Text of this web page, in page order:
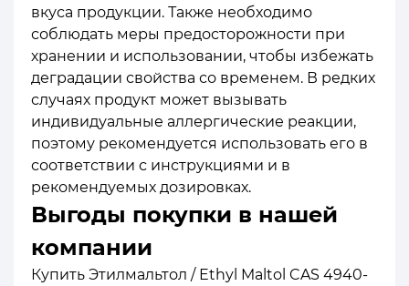
вкуса продукции. Также необходимо
соблюдать меры предосторожности при
хранении и использовании, чтобы избежать
деградации свойства со временем. В редких
случаях продукт может вызывать
индивидуальные аллергические реакции,
поэтому рекомендуется использовать его в
соответствии с инструкциями и в
рекомендуемых дозировках.
Выгоды покупки в нашей
компании
Купить Этилмальтол / Ethyl Maltol CAS 4940-